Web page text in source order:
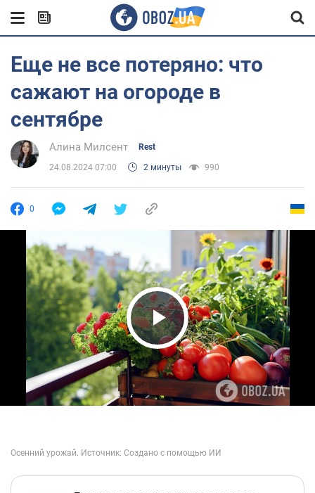
Еще не все потеряно: что
сажают на огороде в
сентябре
Алина Милсент Rest
24.08.2024 07:00 2 минуты 990
0
Play Video